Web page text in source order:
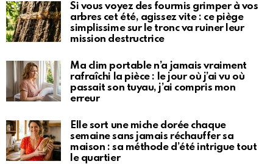
Si vous voyez des fourmis grimper à vos
arbres cet été, agissez vite : ce piège
simplissime sur le tronc va ruiner leur
mission destructrice
Ma clim portable n’a jamais vraiment
rafraîchi la pièce : le jour où j’ai vu où
passait son tuyau, j’ai compris mon
erreur
Elle sort une miche dorée chaque
semaine sans jamais réchauffer sa
maison : sa méthode d’été intrigue tout
le quartier